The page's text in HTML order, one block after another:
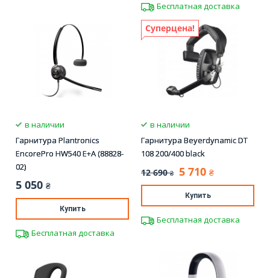
Бесплатная доставка
в наличии
Гарнитура Plantronics
EncorePro HW540 E+A (88828-
02)
5 050 ₴
Купить
Бесплатная доставка
Суперцена!
в наличии
Гарнитура Beyerdynamic DT
108 200/400 black
12 690 ₴ 5 710 ₴
Купить
Бесплатная доставка